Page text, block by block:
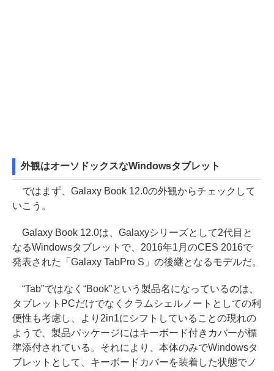
外観はオーソドックスなWindowsタブレット
ではまず、Galaxy Book 12.0の外観からチェックして
いこう。
Galaxy Book 12.0は、Galaxyシリーズとして2代目と
なるWindowsタブレットで、2016年1月のCES 2016で
発表された「Galaxy TabPro S」の後継となるモデルだ。
“Tab”ではなく“Book”という製品名になっているのは、
タブレットPCだけでなくクラムシェルノートとしての利
便性も考慮し、より2in1にシフトしていることの現れの
ようで、製品パッケージにはキーボード付きカバーが標
準添付されている。それにより、本体のみでWindowsタ
ブレットとして、キーボードカバーを装着した状態でノ